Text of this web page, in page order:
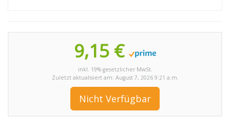
9,15 €
inkl. 19% gesetzlicher MwSt.
Zuletzt aktualisiert am: August 7, 2026 9:21 a.m.
Nicht Verfügbar